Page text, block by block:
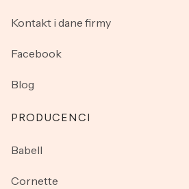
Kontakt i dane firmy
Facebook
Blog
PRODUCENCI
Babell
Cornette